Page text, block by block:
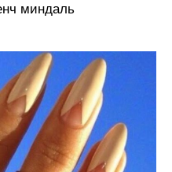
миндаль